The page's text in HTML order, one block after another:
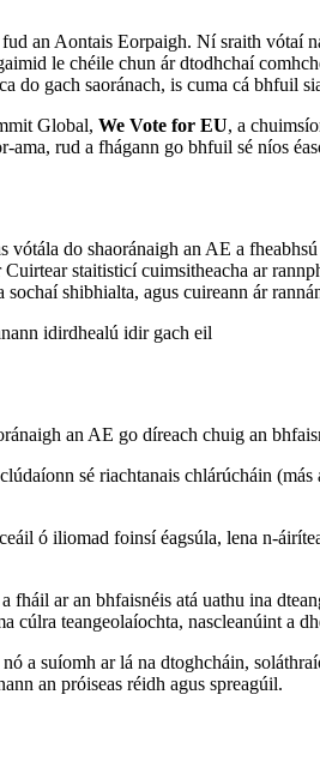
an Aontais Eorpaigh. Ní sraith vótaí
le chéile chun ár dtodhchaí
gach saoránach, is cuma cá bhfuil
Global, We Vote for EU, a
rud a fhágann go bhfuil sé níos
vótála do shaoránaigh an AE a
staitisticí cuimsitheacha ar
shibhialta, agus cuireann ár
idirdhealú idir gach eil
an AE go díreach chuig an
sé riachtanais chlárúcháin
ó iliomad foinsí éagsúla, lena n-
ar an bhfaisnéis atá uathu ina
teangeolaíochta, nascleanúint a
suíomh ar lá na dtoghcháin,
an próiseas réidh agus spreagúil.